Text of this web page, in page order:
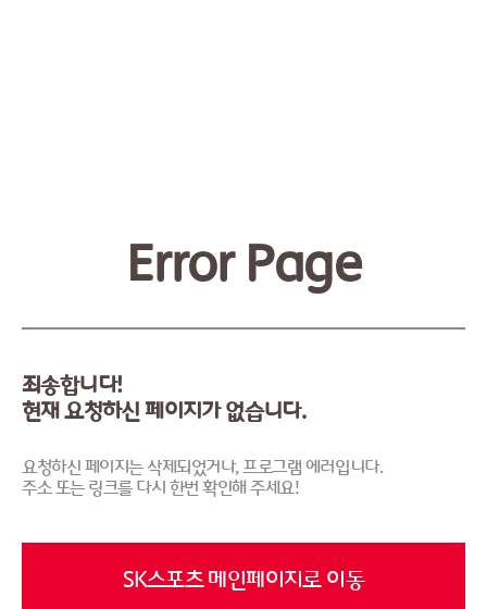
Error Page
죄송합니다!
현재 요청하신 페이지가 없습니다.
요청하신 페이지는 삭제되었거나, 프로그램 에러입니다.
주소 또는 링크를 다시 한번 확인해 주세요!
SK스포츠 메인페이지로 이동